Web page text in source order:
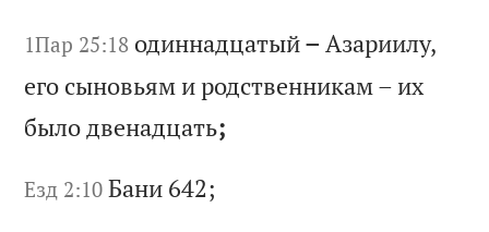
1Пар 25:18 одиннадцатый– Азариилу,
его сыновьям иродственникам– их
былодвенадцать;
Езд 2:10 Бани 642;